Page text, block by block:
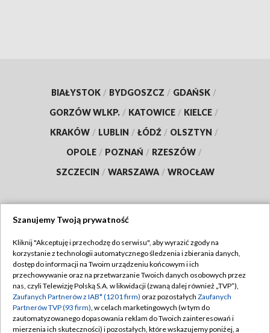
BIAŁYSTOK / BYDGOSZCZ / GDAŃSK /
GORZÓW WLKP. / KATOWICE / KIELCE /
KRAKÓW / LUBLIN / ŁÓDŹ / OLSZTYN /
OPOLE / POZNAŃ / RZESZÓW /
SZCZECIN / WARSZAWA / WROCŁAW
TVP
Abonament TVP
Emisja w TVP
Centrum informacji TVP
Regulamin TVP
Polityka prywatności
Moje zgody
Szanujemy Twoją prywatność
Kliknij "Akceptuję i przechodzę do serwisu", aby wyrazić zgody na
korzystanie z technologii automatycznego śledzenia i zbierania danych,
dostęp do informacji na Twoim urządzeniu końcowym i ich
przechowywanie oraz na przetwarzanie Twoich danych osobowych przez
nas, czyli Telewizję Polską S.A. w likwidacji (zwaną dalej również „TVP”),
Zaufanych Partnerów z IAB* (1201 firm) oraz pozostałych Zaufanych
Partnerów TVP (93 firm), w celach marketingowych (w tym do
zautomatyzowanego dopasowania reklam do Twoich zainteresowań i
mierzenia ich skuteczności) i pozostałych, które wskazujemy poniżej, a